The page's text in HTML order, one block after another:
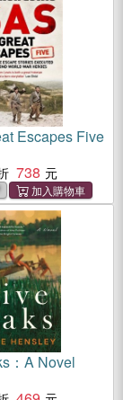
Escapes Five
738
：A Novel